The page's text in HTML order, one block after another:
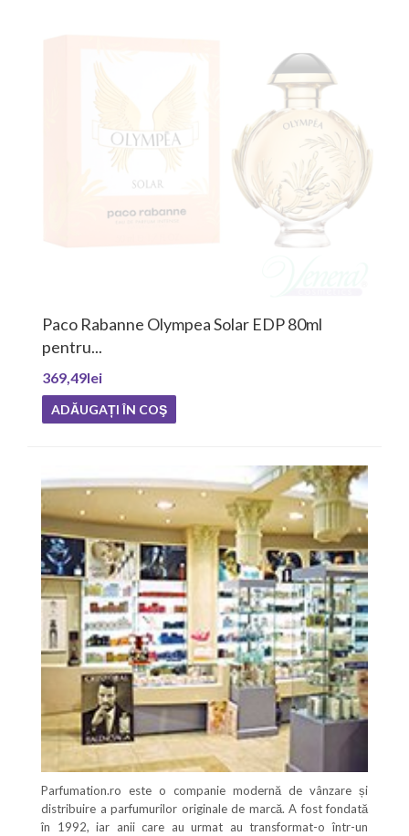
Narciso Rodriguez All Of Me Intense EDP
810,90lei
Parfumation.ro este o companie modernă de vânzare și
distribuire a parfumurilor originale de marcă. A fost fondată
în 1992, iar anii care au urmat au transformat-o într-un